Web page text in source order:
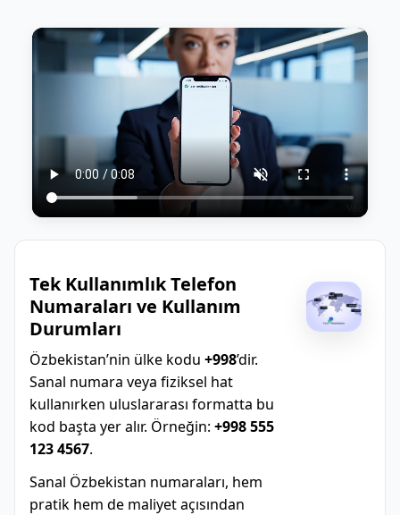
Tek Kullanımlık Telefon
Numaraları ve Kullanım
Durumları
Özbekistan’nin ülke kodu +998’dir.
Sanal numara veya fiziksel hat
kullanırken uluslararası formatta bu
kod başta yer alır. Örneğin: +998 555
123 4567.
Sanal Özbekistan numaraları, hem
pratik hem de maliyet açısından